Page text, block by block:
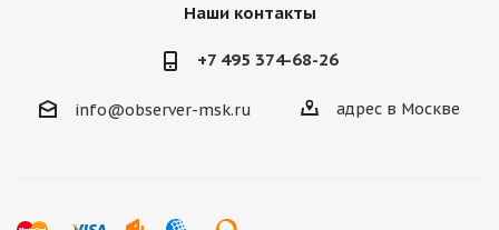
Наши контакты
+7 495 374-68-26
info@observer-msk.ru адрес в Москве